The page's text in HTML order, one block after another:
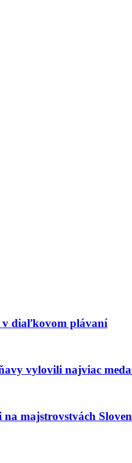
v diaľkovom plávaní
vylovili najviac
majstrovstvách